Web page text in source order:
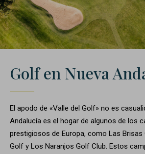
Golf en Nueva
El apodo de «Valle del Golf» no es
Andalucía es el hogar de algunos de los
prestigiosos de Europa, como Las Brisas
Golf y Los Naranjos Golf Club. Estos